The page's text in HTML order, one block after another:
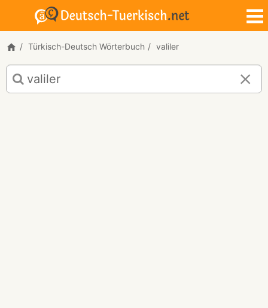
Türkisch-Deutsch Wörterbuch valiler
Türkisch-
Deutsch
Übersetzung